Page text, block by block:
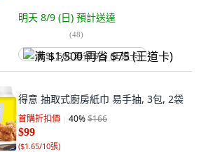
明天 8/9 (日) 預計送達
(48)
满 $1,500 再省 $75 (王道卡)
得意 抽取式廚房紙巾 易手抽, 3包, 2袋
首購折扣價 40%$166
$99
($1.65/10張)